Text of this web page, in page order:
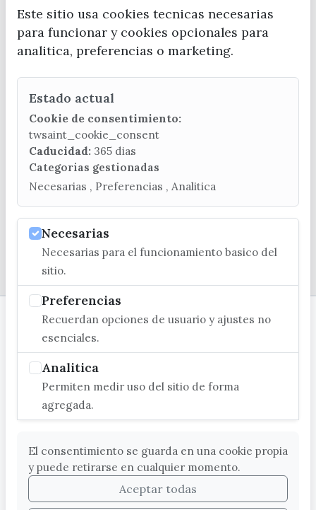
CONTACTA CON LA OFICINA DE TURISMO
(+34) 952 541 104
turismo@velezmalaga.es
C/ Poniente, 2. CP 29740 - Torre del Mar
Este sitio usa cookies tecnicas necesarias
para funcionar y cookies opcionales para
analitica, preferencias o marketing.
Estado actual
Cookie de consentimiento:
twsaint_cookie_consent
Caducidad: 365 dias
Categorias gestionadas
Necesarias , Preferencias , Analitica
Necesarias
Necesarias para el funcionamiento basico del
sitio.
Preferencias
Recuerdan opciones de usuario y ajustes no
esenciales.
Analitica
Permiten medir uso del sitio de forma
agregada.
El consentimiento se guarda en una cookie propia
y puede retirarse en cualquier momento.
Aceptar todas